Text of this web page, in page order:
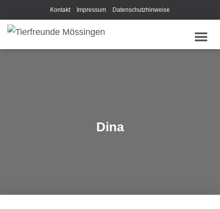
Kontakt Impressum Datenschutzhinweise
Dina